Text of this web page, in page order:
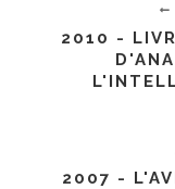
2010 -
2007 -